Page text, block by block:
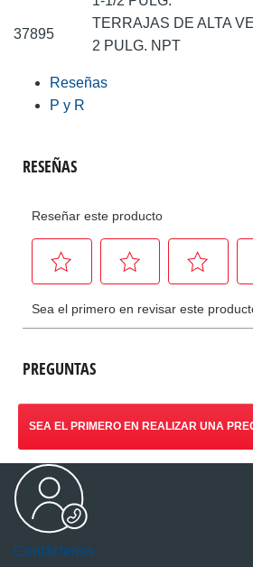
37895
TERRAJAS DE ALTA
2 PULG. NPT
Reseñas
P y R
PREGUNTAS
SEA EL PRIMERO EN REALIZAR UNA
Contáctenos